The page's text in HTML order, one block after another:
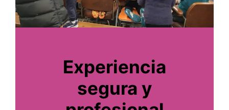
Experiencia
segura y